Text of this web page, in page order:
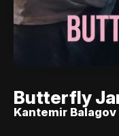
Butterfly
Kantemir Balagov